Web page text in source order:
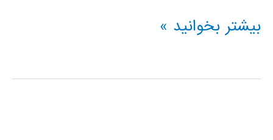
آموزش
افزار
بیشتر بخوانید »